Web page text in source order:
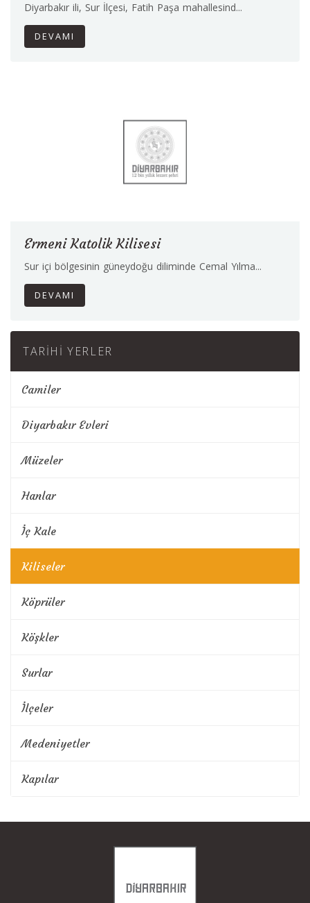
TARIHI YERLER
Camiler
Diyarbakır Evleri
Müzeler
Hanlar
İç Kale
Kiliseler
Köprüler
Köşkler
Surlar
İlçeler
Medeniyetler
Kapılar
Diyarbakır ili, Sur İlçesi, Fatih Paşa mahallesind...
DEVAMI
Ermeni Katolik Kilisesi
Sur içi bölgesinin güneydoğu diliminde Cemal Yılma...
DEVAMI